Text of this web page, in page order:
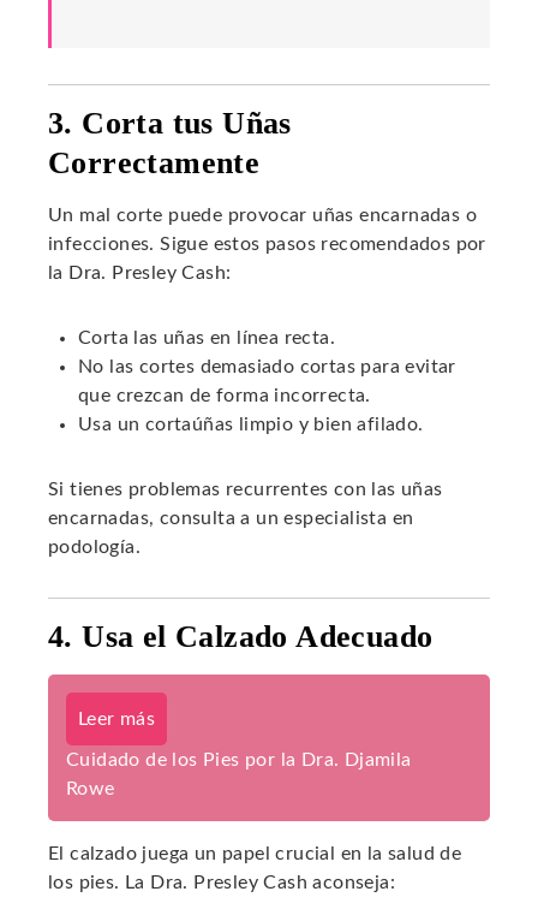
3. Corta tus Uñas
Correctamente
Un mal corte puede provocar uñas encarnadas o
infecciones. Sigue estos pasos recomendados por
la Dra. Presley Cash:
Corta las uñas en línea recta.
No las cortes demasiado cortas para evitar
que crezcan de forma incorrecta.
Usa un cortaúñas limpio y bien afilado.
Si tienes problemas recurrentes con las uñas
encarnadas, consulta a un especialista en
podología.
4. Usa el Calzado Adecuado
Leer más
Cuidado de los Pies por la Dra. Djamila
Rowe
El calzado juega un papel crucial en la salud de
los pies. La Dra. Presley Cash aconseja: